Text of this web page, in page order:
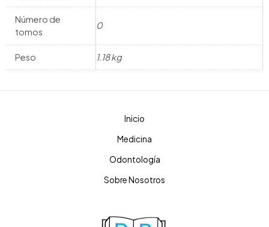
Número de
tomos
0
Peso 1.18 kg
Inicio
Medicina
Odontología
Sobre Nosotros